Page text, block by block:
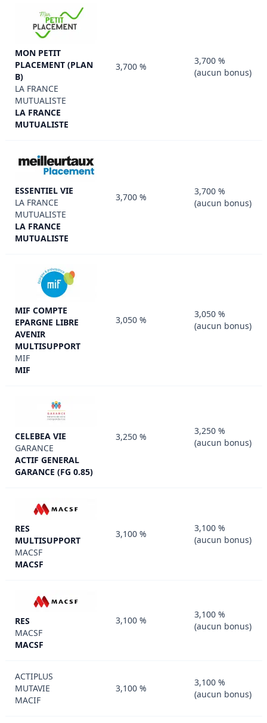
MON PETIT
PLACEMENT (PLAN
B)
LA FRANCE
MUTUALISTE
LA FRANCE
MUTUALISTE
3,700 %
3,700 %
(aucun bonus)
ESSENTIEL VIE
LA FRANCE
MUTUALISTE
LA FRANCE
MUTUALISTE
3,700 %
3,700 %
(aucun bonus)
MIF COMPTE
EPARGNE LIBRE
AVENIR
MULTISUPPORT
MIF
MIF
3,050 %
3,050 %
(aucun bonus)
CELEBEA VIE
GARANCE
ACTIF GENERAL
GARANCE (FG 0.85)
3,250 %
3,250 %
(aucun bonus)
RES
MULTISUPPORT
MACSF
MACSF
3,100 %
3,100 %
(aucun bonus)
RES
MACSF
MACSF
3,100 %
3,100 %
(aucun bonus)
ACTIPLUS
MUTAVIE
MACIF
3,100 %
3,100 %
(aucun bonus)